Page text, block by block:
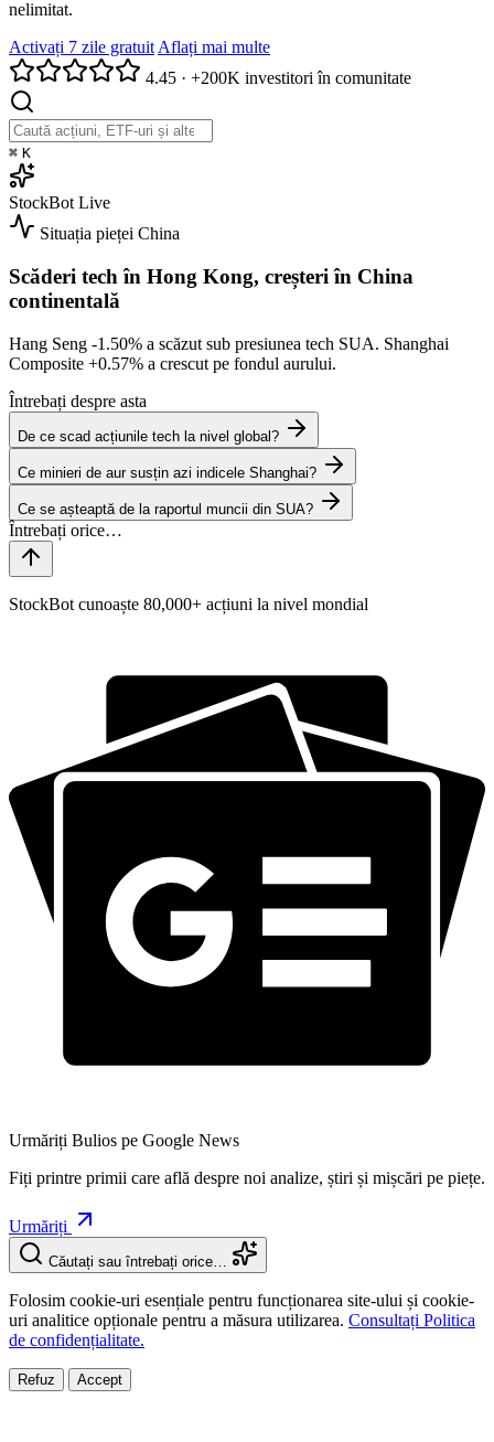
nelimitat.
Activați 7 zile gratuit Aflați mai multe
4.45 · +200K investitori în comunitate
⌘ K
StockBot Live
Situația pieței China
Scăderi tech în Hong Kong, creșteri în China
continentală
Hang Seng -1.50% a scăzut sub presiunea tech SUA. Shanghai
Composite +0.57% a crescut pe fondul aurului.
Întrebați despre asta
De ce scad acțiunile tech la nivel global?
Ce minieri de aur susțin azi indicele Shanghai?
Ce se așteaptă de la raportul muncii din SUA?
StockBot cunoaște 80,000+ acțiuni la nivel mondial
Urmăriți Bulios pe Google News
Fiți printre primii care află despre noi analize, știri și mișcări pe piețe.
Urmăriți
Căutați sau întrebați orice…
Folosim cookie-uri esențiale pentru funcționarea site-ului și cookie-
uri analitice opționale pentru a măsura utilizarea. Consultați Politica
de confidențialitate.
Refuz Accept